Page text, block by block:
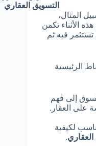
التسويق العقاري
المثال،
الأثناء تكمن
فيه ثم
الرئيسية
إلى فهم
على العقار.
لكيفية
.